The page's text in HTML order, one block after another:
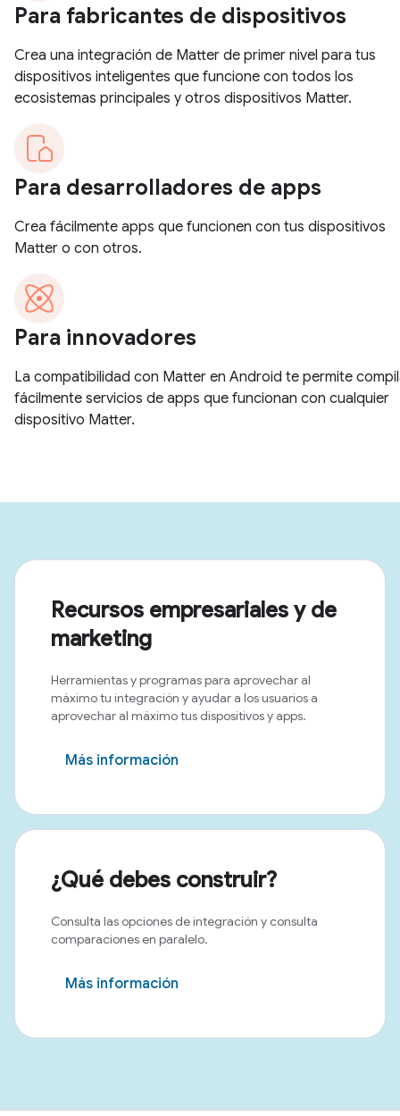
Recursos empresariales y de
marketing
Herramientas y programas para aprovechar al
máximo tu integración y ayudar a los usuarios a
aprovechar al máximo tus dispositivos y apps.
Más información
¿Qué debes construir?
Consulta las opciones de integración y consulta
comparaciones en paralelo.
Más información